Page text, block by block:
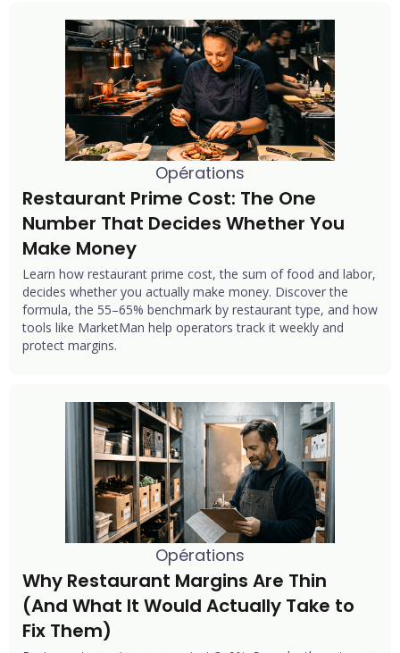
Opérations
Restaurant Prime Cost: The One
Number That Decides Whether You
Make Money
Learn how restaurant prime cost, the sum of food and labor,
decides whether you actually make money. Discover the
formula, the 55–65% benchmark by restaurant type, and how
tools like MarketMan help operators track it weekly and
protect margins.
Opérations
Why Restaurant Margins Are Thin
(And What It Would Actually Take to
Fix Them)